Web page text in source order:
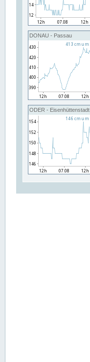
DONAU - Passau
ODER - Eisenhüttenstadt